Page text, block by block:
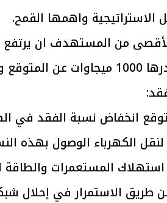
الاستراتيجية واهمها القمح.
المستعمرات والطاقة
خطيرة على
الوقود حال
رئيس
بتنفيذ